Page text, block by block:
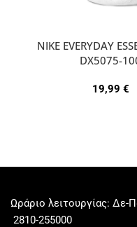
NIKE EVERYDAY
DX5075-
19,99 €
Ωράριο λειτουργίας: Δε-
2810-255000